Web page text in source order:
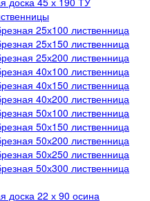
25х100 лиственница
25х150 лиственница
25х200 лиственница
40х100 лиственница
40х150 лиственница
40х200 лиственница
50х100 лиственница
50х150 лиственница
50х200 лиственница
50х250 лиственница
50х300 лиственница
доска 22 х 90 осина